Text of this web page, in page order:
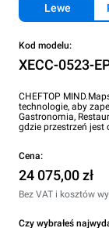
Lewe
Kod modelu:
XECC-0523-
CHEFTOP
technologie, aby
Gastronomia,
gdzie przestrzeń jest
Cena:
24 075,00 zł
Bez VAT i kosztów
Czy wybrałeś